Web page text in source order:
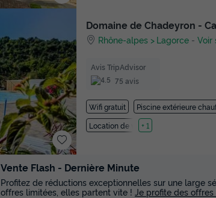
Domaine de Chadeyron -
Rhône-alpes Lagorce -Voir
Avis TripAdvisor
75 avis
Wifi gratuit Piscine extérieure
Location de vélos
+ 1
Vente Flash - Dernière Minute
Profitez de réductions exceptionnelles sur une large
offres limitées, elles partent vite ! Je profite des offres